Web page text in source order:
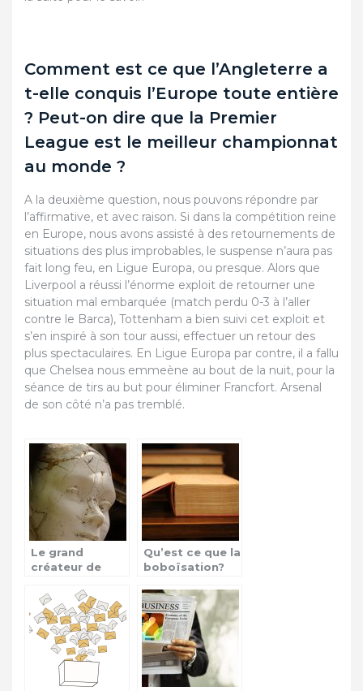
Comment est ce que l’Angleterre a
t-elle conquis l’Europe toute entière
? Peut-on dire que la Premier
League est le meilleur championnat
au monde ?
A la deuxième question, nous pouvons répondre par
l’affirmative, et avec raison. Si dans la compétition reine
en Europe, nous avons assisté à des retournements de
situations des plus improbables, le suspense n’aura pas
fait long feu, en Ligue Europa, ou presque. Alors que
Liverpool a réussi l’énorme exploit de retourner une
situation mal embarquée (match perdu 0-3 à l’aller
contre le Barca), Tottenham a bien suivi cet exploit et
s’en inspiré à son tour aussi, effectuer un retour des
plus spectaculaires. En Ligue Europa par contre, il a fallu
que Chelsea nous emmeène au bout de la nuit, pour la
séance de tirs au but pour éliminer Francfort. Arsenal
de son côté n’a pas tremblé.
Le grand
créateur de
Lagerfeld n’est
plus!
Qu’est ce que la
boboïsation?